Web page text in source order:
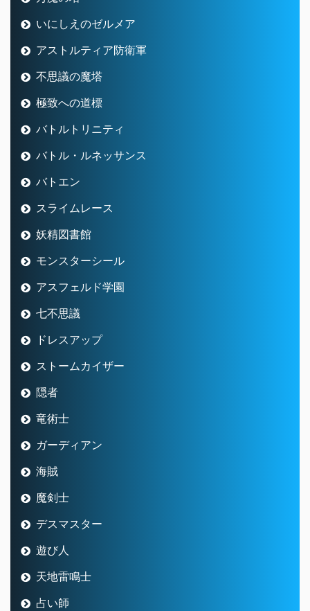
いにしえのゼルメア
アストルティア防衛軍
不思議の魔塔
極致への道標
バトルトリニティ
バトル・ルネッサンス
バトエン
スライムレース
妖精図書館
モンスターシール
アスフェルド学園
七不思議
ドレスアップ
ストームカイザー
隠者
竜術士
ガーディアン
海賊
魔剣士
デスマスター
遊び人
天地雷鳴士
占い師